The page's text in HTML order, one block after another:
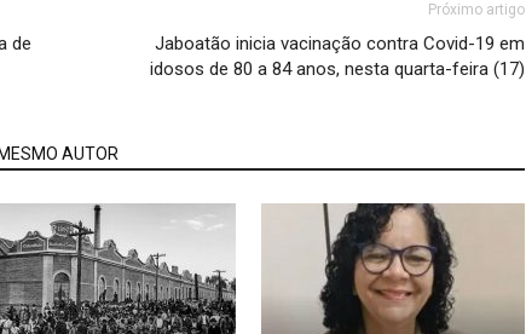
de
Próximo artigo
Jaboatão inicia vacinação contra Covid-19 em
idosos de 80 a 84 anos, nesta quarta-feira (17)
AUTOR